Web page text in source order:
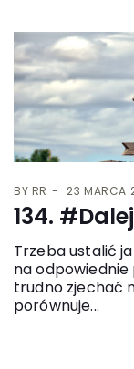
BY RR 23 MARCA
134.
Trzeba ustalić
na
trudno zjechać
porównuje...